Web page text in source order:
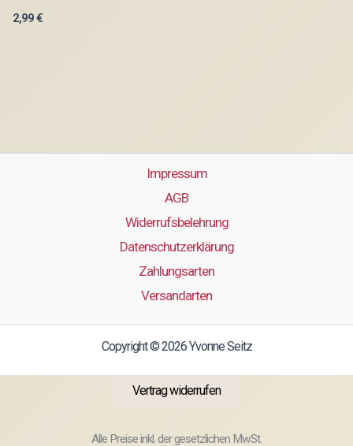
2,99€
Impressum
AGB
Widerrufsbelehrung
Datenschutzerklärung
Zahlungsarten
Versandarten
Copyright © 2026 Yvonne Seitz
Vertrag widerrufen
Alle Preise inkl. der gesetzlichen MwSt.